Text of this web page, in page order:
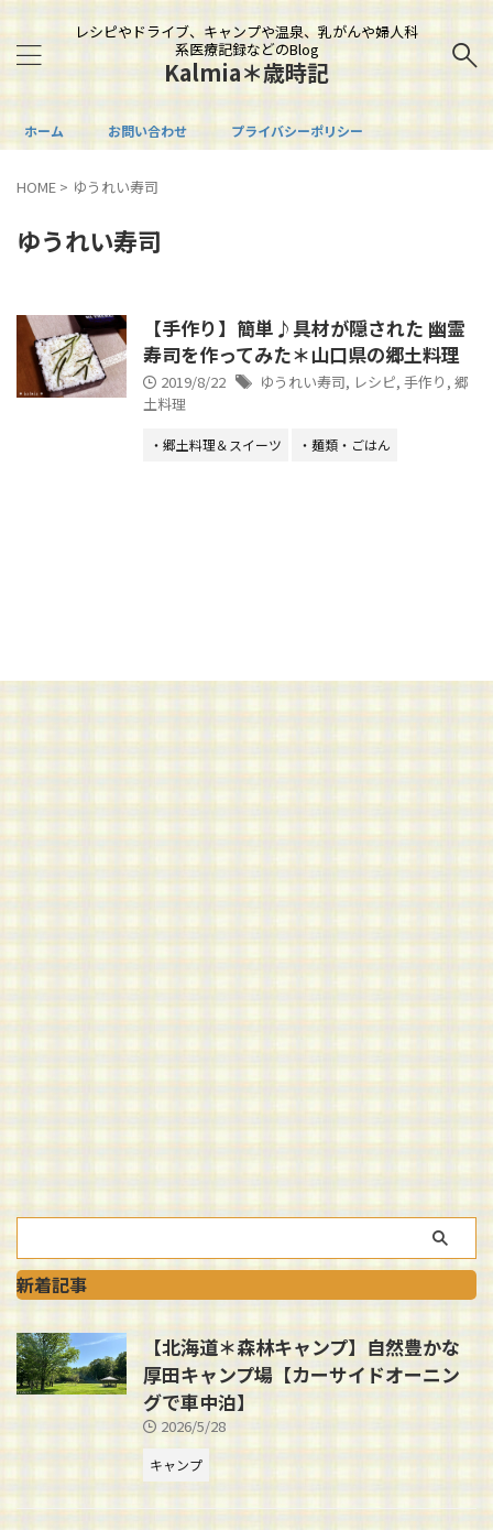
レシピやドライブ、キャンプや温泉、乳がんや婦人科
系医療記録などのBlog
Kalmia＊歳時記
ホーム お問い合わせ プライバシーポリシー
HOME > ゆうれい寿司
ゆうれい寿司
【手作り】簡単♪具材が隠された 幽霊
寿司を作ってみた＊山口県の郷土料理
2019/8/22 ゆうれい寿司, レシピ, 手作り , 郷
土料理
・郷土料理＆スイーツ ・麺類・ごはん
新着記事
【北海道＊森林キャンプ】自然豊かな
厚田キャンプ場【カーサイドオーニン
グで車中泊】
2026/5/28
キャンプ